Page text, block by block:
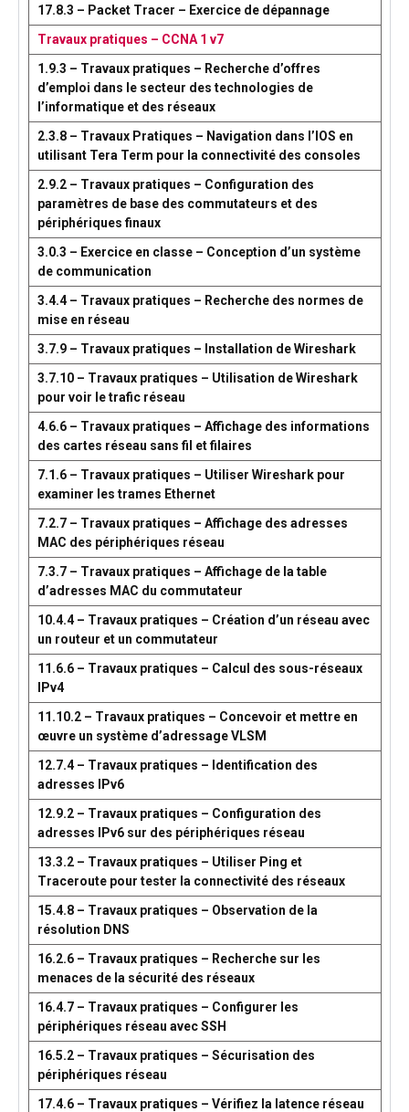
17.8.3 – Packet Tracer – Exercice de dépannage
Travaux pratiques – CCNA 1 v7
1.9.3 – Travaux pratiques – Recherche d’offres
d’emploi dans le secteur des technologies de
l’informatique et des réseaux
2.3.8 – Travaux Pratiques – Navigation dans l’IOS en
utilisant Tera Term pour la connectivité des consoles
2.9.2 – Travaux pratiques – Configuration des
paramètres de base des commutateurs et des
périphériques finaux
3.0.3 – Exercice en classe – Conception d’un système
de communication
3.4.4 – Travaux pratiques – Recherche des normes de
mise en réseau
3.7.9 – Travaux pratiques – Installation de Wireshark
3.7.10 – Travaux pratiques – Utilisation de Wireshark
pour voir le trafic réseau
4.6.6 – Travaux pratiques – Affichage des informations
des cartes réseau sans fil et filaires
7.1.6 – Travaux pratiques – Utiliser Wireshark pour
examiner les trames Ethernet
7.2.7 – Travaux pratiques – Affichage des adresses
MAC des périphériques réseau
7.3.7 – Travaux pratiques – Affichage de la table
d’adresses MAC du commutateur
10.4.4 – Travaux pratiques – Création d’un réseau avec
un routeur et un commutateur
11.6.6 – Travaux pratiques – Calcul des sous-réseaux
IPv4
11.10.2 – Travaux pratiques – Concevoir et mettre en
œuvre un système d’adressage VLSM
12.7.4 – Travaux pratiques – Identification des
adresses IPv6
12.9.2 – Travaux pratiques – Configuration des
adresses IPv6 sur des périphériques réseau
13.3.2 – Travaux pratiques – Utiliser Ping et
Traceroute pour tester la connectivité des réseaux
15.4.8 – Travaux pratiques – Observation de la
résolution DNS
16.2.6 – Travaux pratiques – Recherche sur les
menaces de la sécurité des réseaux
16.4.7 – Travaux pratiques – Configurer les
périphériques réseau avec SSH
16.5.2 – Travaux pratiques – Sécurisation des
périphériques réseau
17.4.6 – Travaux pratiques – Vérifiez la latence réseau